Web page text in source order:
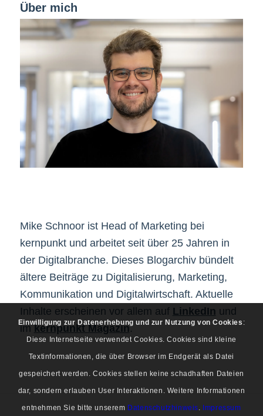
Über mich
Mike Schnoor ist Head of Marketing bei
kernpunkt und arbeitet seit über 25 Jahren in
der Digitalbranche. Dieses Blogarchiv bündelt
ältere Beiträge zu Digitalisierung, Marketing,
Kommunikation und Digitalwirtschaft. Aktuelle
Inhalte erscheinen vor allem auf LinkedIn und
imkernpunkt Magazin.
Einwilligung zur Datenerhebung und zur Nutzung von Cookies :
Diese Internetseite verwendet Cookies. Cookies sind kleine
Textinformationen, die über Browser im Endgerät als Datei
gespeichert werden. Cookies stellen keine schadhaften Dateien
dar, sondern erlauben User Interaktionen. Weitere Informationen
entnehmen Sie bitte unserem Datenschutzhinweis. Impressum